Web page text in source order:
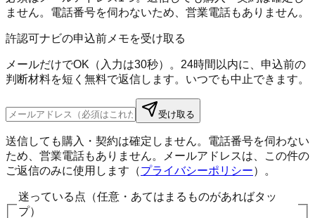
ません。電話番号を伺わないため、営業電話もありません。
許認可ナビの申込前メモを受け取る
メールだけでOK（入力は30秒）。24時間以内に、申込前の
判断材料を短く無料で返信します。いつでも中止できます。
受け取る
送信しても購入・契約は確定しません。電話番号を伺わない
ため、営業電話もありません。メールアドレスは、この件の
ご返信のみに使用します（プライバシーポリシー）。
迷っている点（任意・あてはまるものがあればタッ
プ）